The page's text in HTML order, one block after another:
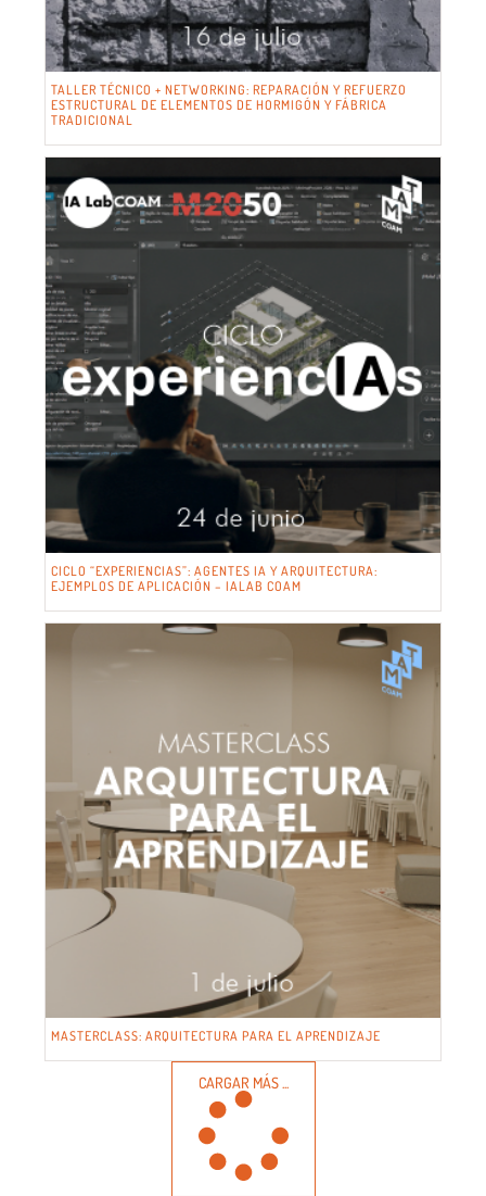
TALLER TÉCNICO + NETWORKING: REPARACIÓN Y REFUERZO
ESTRUCTURAL DE ELEMENTOS DE HORMIGÓN Y FÁBRICA
TRADICIONAL
CICLO “EXPERIENCIAS”: AGENTES IA Y ARQUITECTURA:
EJEMPLOS DE APLICACIÓN – IALAB COAM
MASTERCLASS: ARQUITECTURA PARA EL APRENDIZAJE
CARGAR MÁS ...